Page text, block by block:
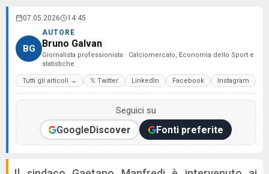
07.05.2026 14:45
BG
AUTORE
Bruno Galvan
Giornalista professionista · Calciomercato, Economia dello Sport e
statistiche
Tutti gli articoli → 𝕏 Twitter LinkedIn Facebook Instagram
Seguici su
GoogleDiscover Fonti preferite